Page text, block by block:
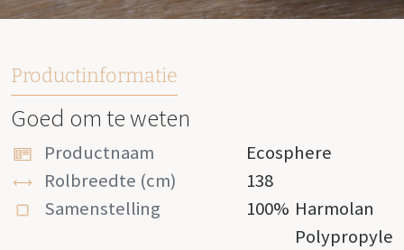
Productinformatie
Goed om te weten
Productnaam
Ecosphere
Rolbreedte (cm)
138
Samenstelling
100% Harmolan
Polypropyle